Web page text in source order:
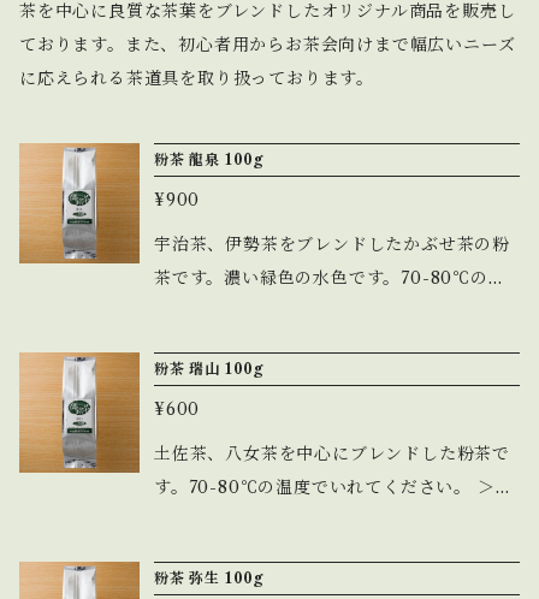
茶を中心に良質な茶葉をブレンドしたオリジナル商品を販売し
ております。また、初心者用からお茶会向けまで幅広いニーズ
に応えられる茶道具を取り扱っております。
粉茶 龍泉 100g
¥900
宇治茶、伊勢茶をブレンドしたかぶせ茶の粉
茶です。濃い緑色の水色です。70-80℃の温
粉茶 瑞山 100g
¥600
土佐茶、八女茶を中心にブレンドした粉茶で
す。70-80℃の温度でいれてください。 ＞標
粉茶 弥生 100g